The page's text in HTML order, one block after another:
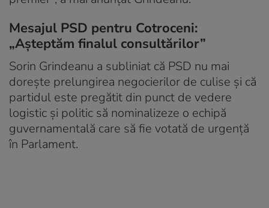
Mesajul PSD pentru Cotroceni:
„Așteptăm finalul consultărilor”
Sorin Grindeanu a subliniat că PSD nu mai
dorește prelungirea negocierilor de culise și că
partidul este pregătit din punct de vedere
logistic și politic să nominalizeze o echipă
guvernamentală care să fie votată de urgență
în Parlament.